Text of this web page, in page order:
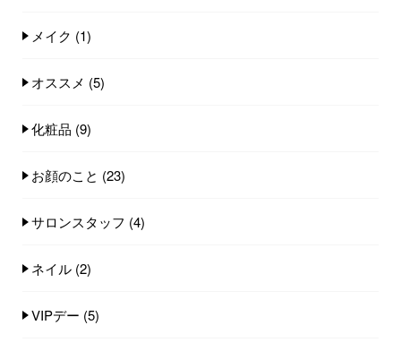
メイク (1)
オススメ (5)
化粧品 (9)
お顔のこと (23)
サロンスタッフ (4)
ネイル (2)
VIPデー (5)